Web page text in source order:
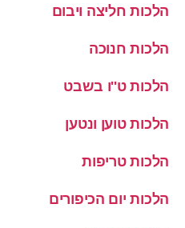
הלכות חליצה ויבום
הלכות חנוכה
הלכות ט''ו בשבט
הלכות טוען ונטען
הלכות טריפות
הלכות יום הכיפורים